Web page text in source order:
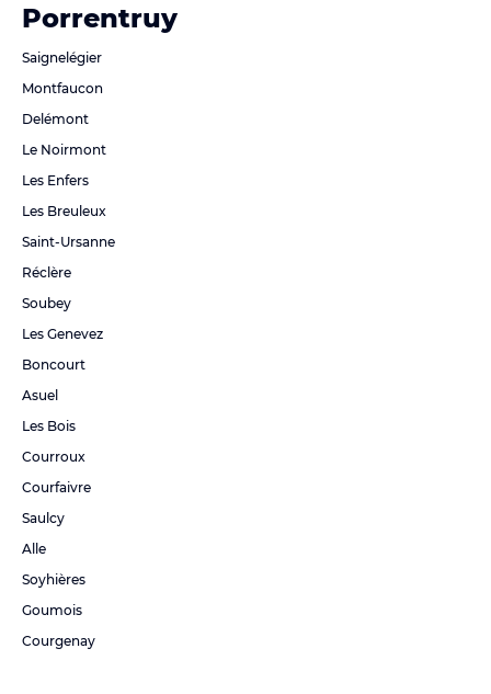
Porrentruy
Saignelégier
Montfaucon
Delémont
Le Noirmont
Les Enfers
Les Breuleux
Saint-Ursanne
Réclère
Soubey
Les Genevez
Boncourt
Asuel
Les Bois
Courroux
Courfaivre
Saulcy
Alle
Soyhières
Goumois
Courgenay